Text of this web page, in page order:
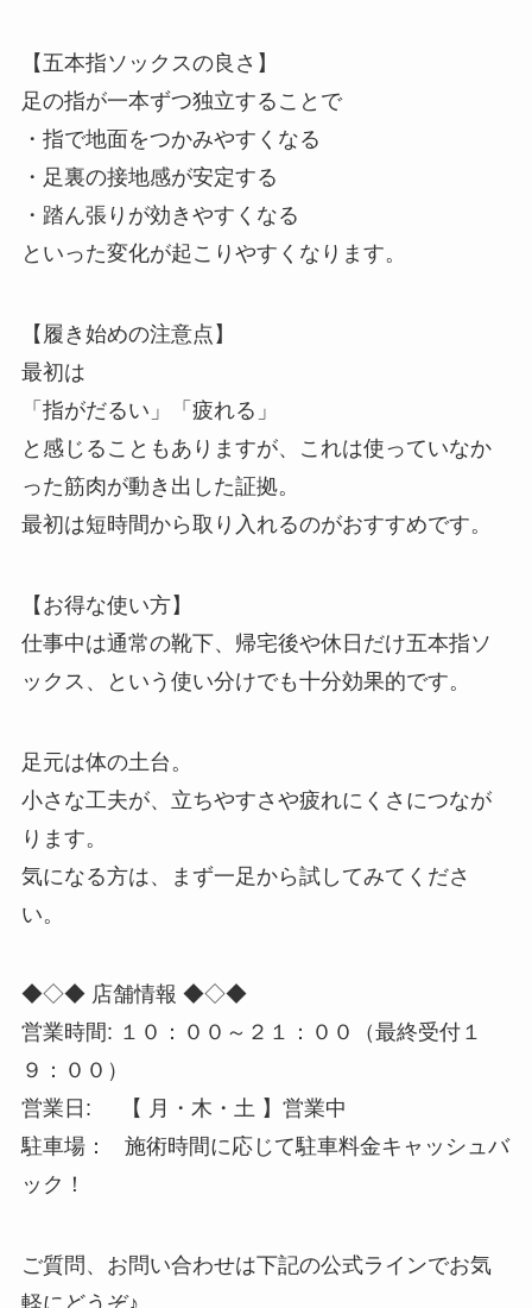
【五本指ソックスの良さ】
足の指が一本ずつ独立することで
・指で地面をつかみやすくなる
・足裏の接地感が安定する
・踏ん張りが効きやすくなる
といった変化が起こりやすくなります。
【履き始めの注意点】
最初は
「指がだるい」「疲れる」
と感じることもありますが、これは使っていなか
った筋肉が動き出した証拠。
最初は短時間から取り入れるのがおすすめです。
【お得な使い方】
仕事中は通常の靴下、帰宅後や休日だけ五本指ソ
ックス、という使い分けでも十分効果的です。
足元は体の土台。
小さな工夫が、立ちやすさや疲れにくさにつなが
ります。
気になる方は、まず一足から試してみてくださ
い。
◆◇◆ 店舗情報 ◆◇◆
営業時間: １０：００～２１：００（最終受付１
９：００）
営業日: 【 月・木・土 】営業中
駐車場： 施術時間に応じて駐車料金キャッシュバ
ック！
ご質問、お問い合わせは下記の公式ラインでお気